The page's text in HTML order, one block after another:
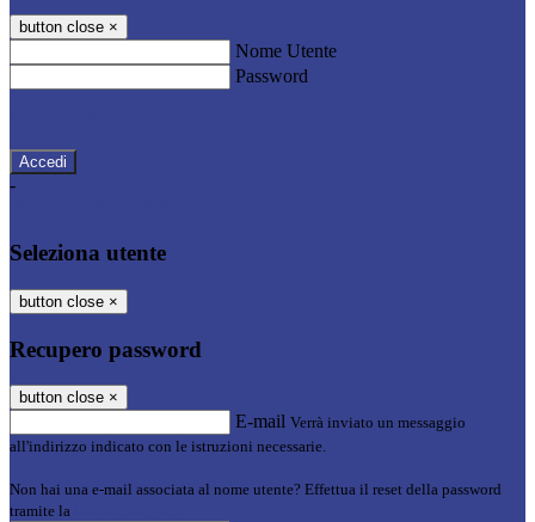
button close ×
Nome Utente
Password
-
Seleziona utente
button close ×
Recupero password
button close ×
E-mail Verrà inviato un messaggio
all'indirizzo indicato con le istruzioni necessarie.
Non hai una e-mail associata al nome utente? Effettua il reset della password
tramite la